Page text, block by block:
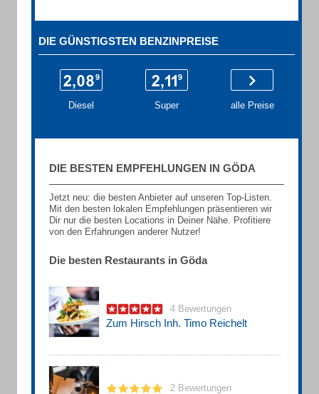
DIE GÜNSTIGSTEN BENZINPREISE
Diesel Super alle Preise
DIE BESTEN EMPFEHLUNGEN IN GÖDA
Jetzt neu: die besten Anbieter auf unseren Top-Listen.
Mit den besten lokalen Empfehlungen präsentieren wir
Dir nur die besten Locations in Deiner Nähe. Profitiere
von den Erfahrungen anderer Nutzer!
Die besten Restaurants in Göda
4 Bewertungen
Zum Hirsch Inh. Timo Reichelt
2 Bewertungen